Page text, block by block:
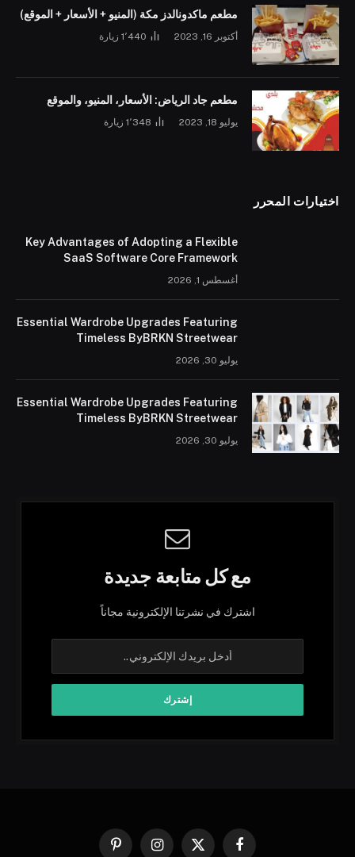
مطعم ماكدونالدز مكة (المنيو + الأسعار + الموقع)
أكتوبر 16, 2023 1٬440 زيارة
مطعم جاد الرياض: الأسعار، المنيو، والموقع
يوليو 18, 2023 1٬348 زيارة
اختيارات المحرر
Key Advantages of Adopting a Flexible
SaaS Software Core Framework
أغسطس 1, 2026
Essential Wardrobe Upgrades Featuring
Timeless ByBRKN Streetwear
يوليو 30, 2026
Essential Wardrobe Upgrades Featuring
Timeless ByBRKN Streetwear
يوليو 30, 2026
مع كل متابعة جديدة
اشترك في نشرتنا الإلكترونية مجاناً
فيسبوك X الانستغرامبينتيريست